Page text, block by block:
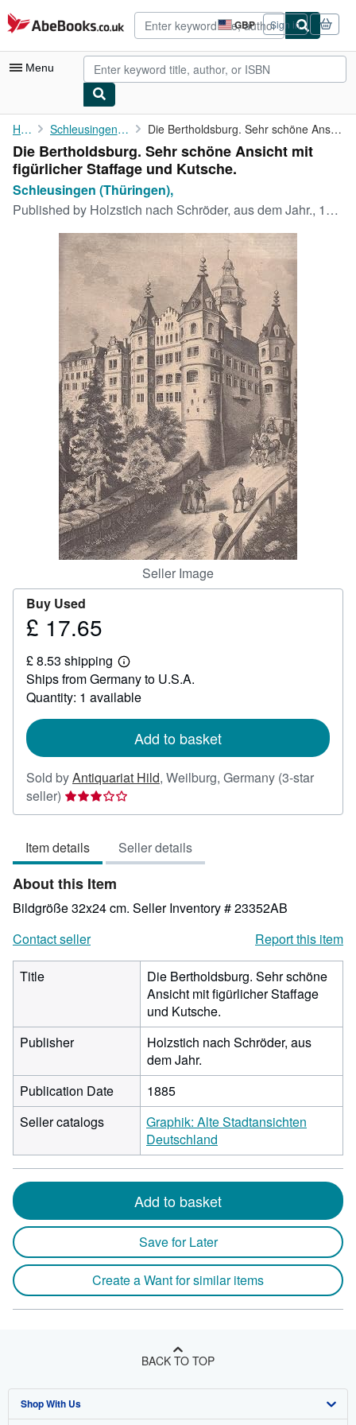
Skip to main content
AbeBooks.co.uk GBP
Site
shopping
preferences
Sign in
Menu
My Account
My Purchases
Advanced Search
Browse Collections
Art & Collectables
Start Selling
CLOSE
Home Schleusingen (Thüringen), Die Bertholdsburg. Sehr schöne Ansicht mit figürlicher Staffage ...
Die Bertholdsburg. Sehr schöne Ansicht mit
figürlicher Staffage und Kutsche.
Schleusingen (Thüringen),
Published by Holzstich nach Schröder, aus dem Jahr., 1885
Seller Image
Buy Used
Price
17.65
£ 17.65
£ 8.53 shipping
Learn
more
about
shipping
Ships from Germany to U.S.A.
Quantity: 1 available
Add to basket
Sold byAntiquariat Hild, Weilburg, Germany (3-star
seller) Seller
rating
out
of
5
stars
Item details Seller details
About this Item
Bildgröße 32x24 cm. Seller Inventory # 23352AB
Contact seller
Report this item
Title
Die Bertholdsburg. Sehr schöne
Ansicht mit figürlicher Staffage
und Kutsche.
Publisher
Holzstich nach Schröder, aus
dem Jahr.
Publication Date
1885
Seller catalogs
Graphik: Alte Stadtansichten
Deutschland
Add to basket
Save for Later
Create a Want for similar items
BACK TO TOP
Shop With Us